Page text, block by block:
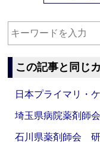
この記事と同じ
日本プライマリ
埼玉県病院薬剤
石川県薬剤師会